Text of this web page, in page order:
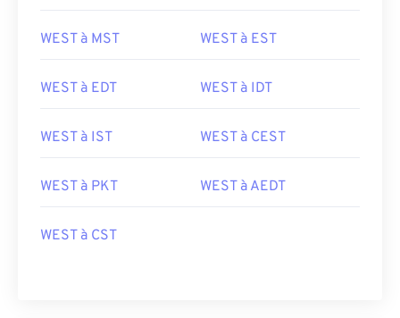
WEST à MST WEST à EST
WEST à EDT WEST à IDT
WEST à IST WEST à CEST
WEST à PKT WEST à AEDT
WEST à CST